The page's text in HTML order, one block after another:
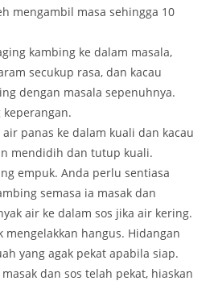
mengambil masa sehingga 10
kambing ke dalam masala,
secukup rasa, dan kacau
dengan masala sepenuhnya.
panas ke dalam kuali dan kacau
mendidih dan tutup kuali.
empuk. Anda perlu sentiasa
semasa ia masak dan
air ke dalam sos jika air kering.
mengelakkan hangus. Hidangan
yang agak pekat apabila siap.
dan sos telah pekat, hiaskan